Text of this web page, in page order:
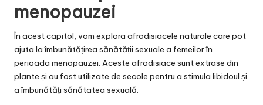
menopauzei
În acest capitol, vom explora afrodisiacele naturale care pot
ajuta la îmbunătățirea sănătății sexuale a femeilor în
perioada menopauzei. Aceste afrodisiace sunt extrase din
plante și au fost utilizate de secole pentru a stimula libidoul și
a îmbunătăți sănătatea sexuală.